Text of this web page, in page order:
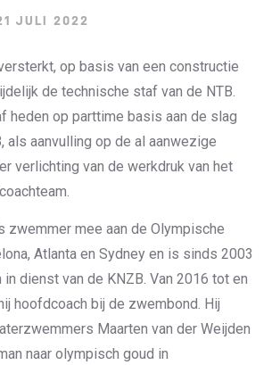
JULI 2022
op basis van een constructie
de technische staf van de NTB.
heden op parttime basis aan de slag
als aanvulling op de al aanwezige
verlichting van de werkdruk van het
zwemmer mee aan de Olympische
Atlanta en Sydney en is sinds 2003
dienst van de KNZB. Van 2016 tot en
hoofdcoach bij de zwembond. Hij
Maarten van der Weijden
naar olympisch goud in